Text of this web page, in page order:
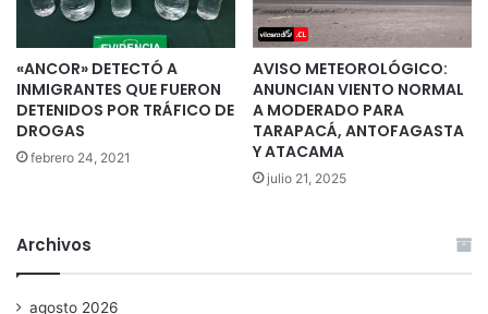
«ANCOR» DETECTÓ A
INMIGRANTES QUE FUERON
DETENIDOS POR TRÁFICO DE
DROGAS
febrero 24, 2021
AVISO METEOROLÓGICO:
ANUNCIAN VIENTO NORMAL
A MODERADO PARA
TARAPACÁ, ANTOFAGASTA
Y ATACAMA
julio 21, 2025
Archivos
agosto 2026